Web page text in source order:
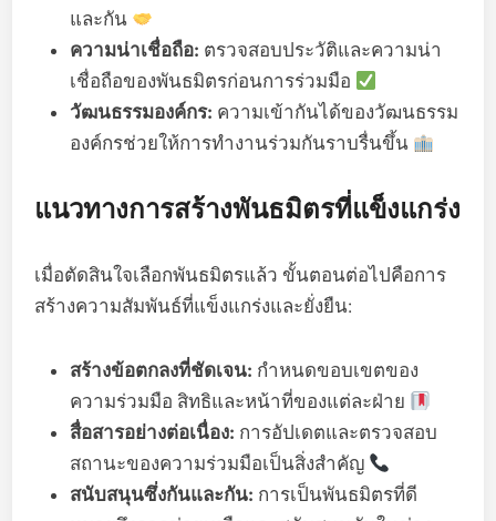
และกัน
ความน่าเชื่อถือ: ตรวจสอบประวัติและความน่า
เชื่อถือของพันธมิตรก่อนการร่วมมือ
วัฒนธรรมองค์กร: ความเข้ากันได้ของวัฒนธรรม
องค์กรช่วยให้การทำงานร่วมกันราบรื่นขึ้น
แนวทางการสร้างพันธมิตรที่แข็งแกร่ง
เมื่อตัดสินใจเลือกพันธมิตรแล้ว ขั้นตอนต่อไปคือการ
สร้างความสัมพันธ์ที่แข็งแกร่งและยั่งยืน:
สร้างข้อตกลงที่ชัดเจน: กำหนดขอบเขตของ
ความร่วมมือ สิทธิและหน้าที่ของแต่ละฝ่าย
สื่อสารอย่างต่อเนื่อง: การอัปเดตและตรวจสอบ
สถานะของความร่วมมือเป็นสิ่งสำคัญ
สนับสนุนซึ่งกันและกัน: การเป็นพันธมิตรที่ดี